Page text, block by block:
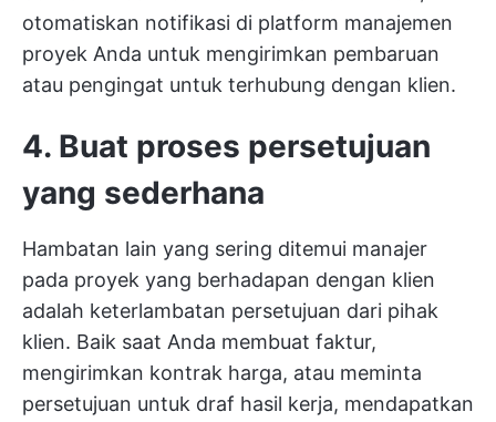
otomatiskan notifikasi di platform manajemen
proyek Anda untuk mengirimkan pembaruan
atau pengingat untuk terhubung dengan klien.
4. Buat proses persetujuan
yang sederhana
Hambatan lain yang sering ditemui manajer
pada proyek yang berhadapan dengan klien
adalah keterlambatan persetujuan dari pihak
klien. Baik saat Anda membuat faktur,
mengirimkan kontrak harga, atau meminta
persetujuan untuk draf hasil kerja, mendapatkan